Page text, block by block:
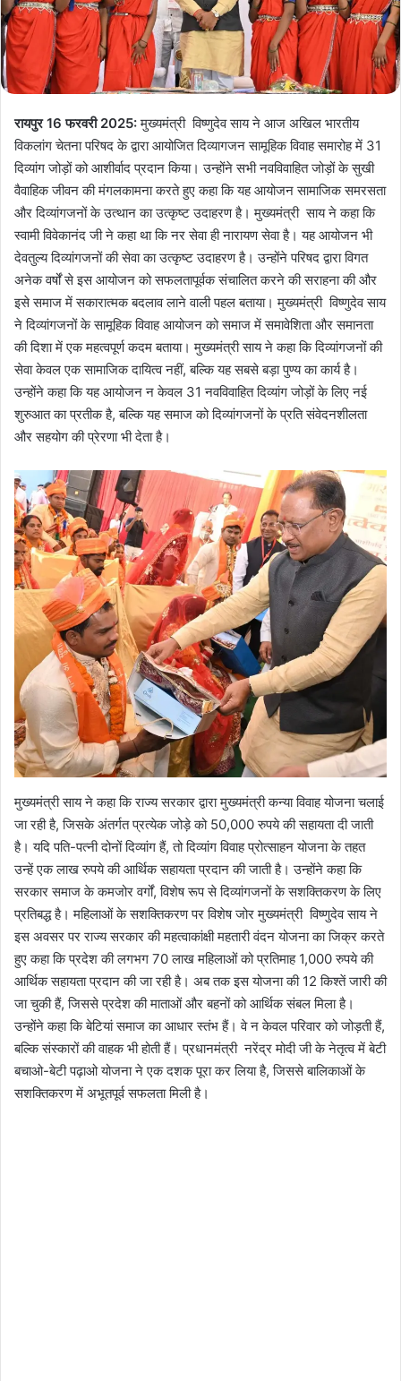
रायपुर 16 फरवरी 2025:मुख्यमंत्री विष्णुदेव साय ने आज अखिल भारतीय
विकलांग चेतना परिषद के द्वारा आयोजित दिव्यागजन सामूहिक विवाह समारोह में 31
दिव्यांग जोड़ों को आशीर्वाद प्रदान किया। उन्होंने सभी नवविवाहित जोड़ों के सुखी
वैवाहिक जीवन की मंगलकामना करते हुए कहा कि यह आयोजन सामाजिक समरसता
और दिव्यांगजनों के उत्थान का उत्कृष्ट उदाहरण है। मुख्यमंत्री साय ने कहा कि
स्वामी विवेकानंद जी ने कहा था कि नर सेवा ही नारायण सेवा है। यह आयोजन भी
देवतुल्य दिव्यांगजनों की सेवा का उत्कृष्ट उदाहरण है। उन्होंने परिषद द्वारा विगत
अनेक वर्षों से इस आयोजन को सफलतापूर्वक संचालित करने की सराहना की और
इसे समाज में सकारात्मक बदलाव लाने वाली पहल बताया। मुख्यमंत्री विष्णुदेव साय
ने दिव्यांगजनों के सामूहिक विवाह आयोजन को समाज में समावेशिता और समानता
की दिशा में एक महत्वपूर्ण कदम बताया। मुख्यमंत्री साय ने कहा कि दिव्यांगजनों की
सेवा केवल एक सामाजिक दायित्व नहीं, बल्कि यह सबसे बड़ा पुण्य का कार्य है।
उन्होंने कहा कि यह आयोजन न केवल 31 नवविवाहित दिव्यांग जोड़ों के लिए नई
शुरुआत का प्रतीक है, बल्कि यह समाज को दिव्यांगजनों के प्रति संवेदनशीलता
और सहयोग की प्रेरणा भी देता है।
मुख्यमंत्री साय ने कहा कि राज्य सरकार द्वारा मुख्यमंत्री कन्या विवाह योजना चलाई
जा रही है, जिसके अंतर्गत प्रत्येक जोड़े को 50,000 रुपये की सहायता दी जाती
है। यदि पति-पत्नी दोनों दिव्यांग हैं, तो दिव्यांग विवाह प्रोत्साहन योजना के तहत
उन्हें एक लाख रुपये की आर्थिक सहायता प्रदान की जाती है। उन्होंने कहा कि
सरकार समाज के कमजोर वर्गों, विशेष रूप से दिव्यांगजनों के सशक्तिकरण के लिए
प्रतिबद्ध है। महिलाओं के सशक्तिकरण पर विशेष जोर मुख्यमंत्री विष्णुदेव साय ने
इस अवसर पर राज्य सरकार की महत्वाकांक्षी महतारी वंदन योजना का जिक्र करते
हुए कहा कि प्रदेश की लगभग 70 लाख महिलाओं को प्रतिमाह 1,000 रुपये की
आर्थिक सहायता प्रदान की जा रही है। अब तक इस योजना की 12 किश्तें जारी की
जा चुकी हैं, जिससे प्रदेश की माताओं और बहनों को आर्थिक संबल मिला है।
उन्होंने कहा कि बेटियां समाज का आधार स्तंभ हैं। वे न केवल परिवार को जोड़ती हैं,
बल्कि संस्कारों की वाहक भी होती हैं। प्रधानमंत्री नरेंद्र मोदी जी के नेतृत्व में बेटी
बचाओ-बेटी पढ़ाओ योजना ने एक दशक पूरा कर लिया है, जिससे बालिकाओं के
सशक्तिकरण में अभूतपूर्व सफलता मिली है।